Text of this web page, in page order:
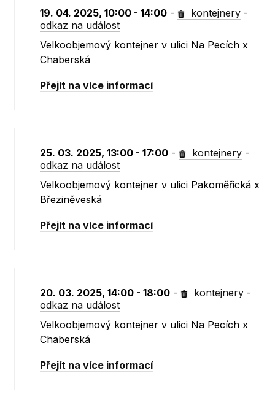
19. 04. 2025, 10:00 - 14:00 - kontejnery -
odkaz na událost
Velkoobjemový kontejner v ulici Na Pecích x
Chaberská
Přejít na více informací
25. 03. 2025, 13:00 - 17:00 - kontejnery -
odkaz na událost
Velkoobjemový kontejner v ulici Pakoměřická x
Březiněveská
Přejít na více informací
20. 03. 2025, 14:00 - 18:00 - kontejnery -
odkaz na událost
Velkoobjemový kontejner v ulici Na Pecích x
Chaberská
Přejít na více informací